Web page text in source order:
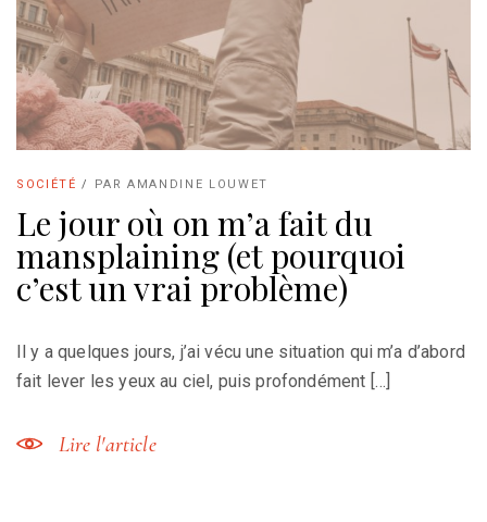
SOCIÉTÉ / PARAMANDINE LOUWET
Le jour où on m’a fait du
mansplaining (et pourquoi
c’est un vrai problème)
Il y a quelques jours, j’ai vécu une situation qui m’a d’abord
fait lever les yeux au ciel, puis profondément […]
Lire l'article